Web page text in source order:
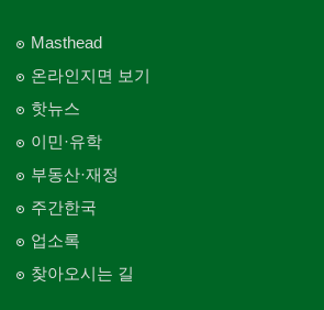
Masthead
온라인지면 보기
핫뉴스
이민·유학
부동산·재정
주간한국
업소록
찾아오시는 길